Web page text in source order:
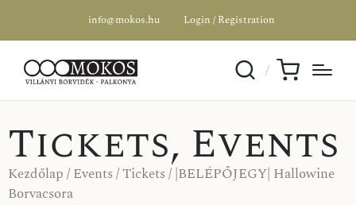
info@mokos.hu Login / Registration
Tickets, Events
Kezdőlap/Events/Tickets/ |BELÉPŐJEGY| Hallowine
Borvacsora